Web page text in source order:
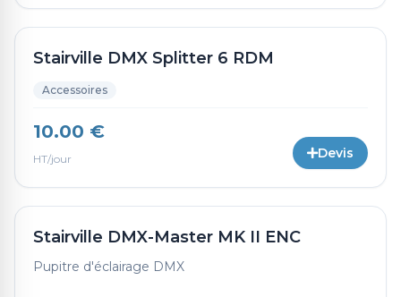
Stairville DMX Splitter 6 RDM
Accessoires
10.00 €
HT/jour Devis
Stairville DMX-Master MK II ENC
Pupitre d'éclairage DMX